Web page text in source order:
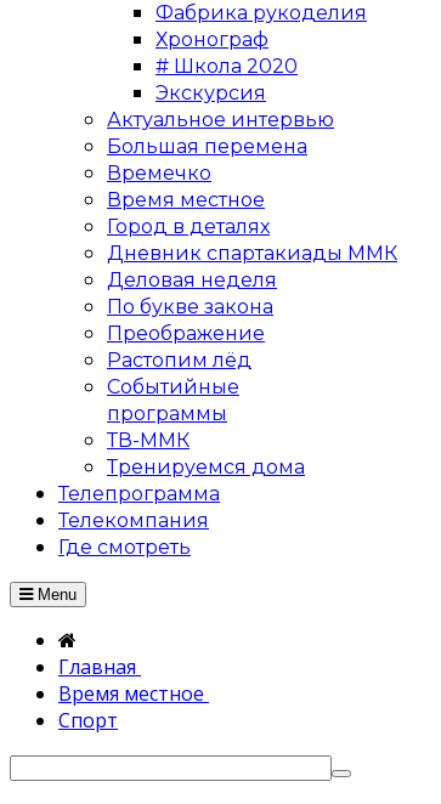
Фабрика рукоделия
Хронограф
# Школа 2020
Экскурсия
Актуальное интервью
Большая перемена
Времечко
Время местное
Город в деталях
Дневник спартакиады ММК
Деловая неделя
По букве закона
Преображение
Растопим лёд
Событийные
программы
ТВ-ММК
Тренируемся дома
Телепрограмма
Телекомпания
Где смотреть
Menu
Главная
Время местное
Спорт